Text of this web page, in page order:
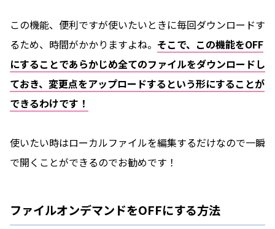
この機能、便利ですが使いたいときに毎回ダウンロードす
るため、時間がかかりますよね。 そこで、この機能をOFF
にすることであらかじめ全てのファイルをダウンロードし
ておき、変更点をアップロードするという形にすることが
できるわけです！
使いたい時はローカルファイルを編集するだけなので一瞬
で開くことができるのでお勧めです！
ファイルオンデマンドをOFFにする方法